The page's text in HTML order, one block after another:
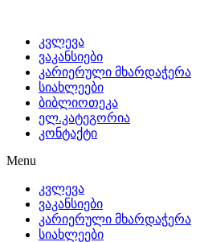
კვლევა
ვაკანსიები
კარიერული მხარდაჭერა
სიახლეები
ბიბლიოთეკა
ელ.კატეგორია
კონტაქტი
Menu
კვლევა
ვაკანსიები
კარიერული მხარდაჭერა
სიახლეები